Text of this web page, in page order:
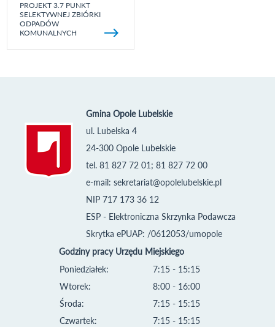
PROJEKT 3.7 PUNKT
SELEKTYWNEJ ZBIÓRKI
ODPADÓW
KOMUNALNYCH
Gmina Opole Lubelskie
ul. Lubelska 4
24-300 Opole Lubelskie
tel. 81 827 72 01; 81 827 72 00
e-mail: sekretariat@opolelubelskie.pl
NIP 717 173 36 12
ESP - Elektroniczna Skrzynka Podawcza
Skrytka ePUAP: /0612053/umopole
Godziny pracy Urzędu Miejskiego
Poniedziałek:
Wtorek:
Środa:
Czwartek:
7:15 - 15:15
8:00 - 16:00
7:15 - 15:15
7:15 - 15:15